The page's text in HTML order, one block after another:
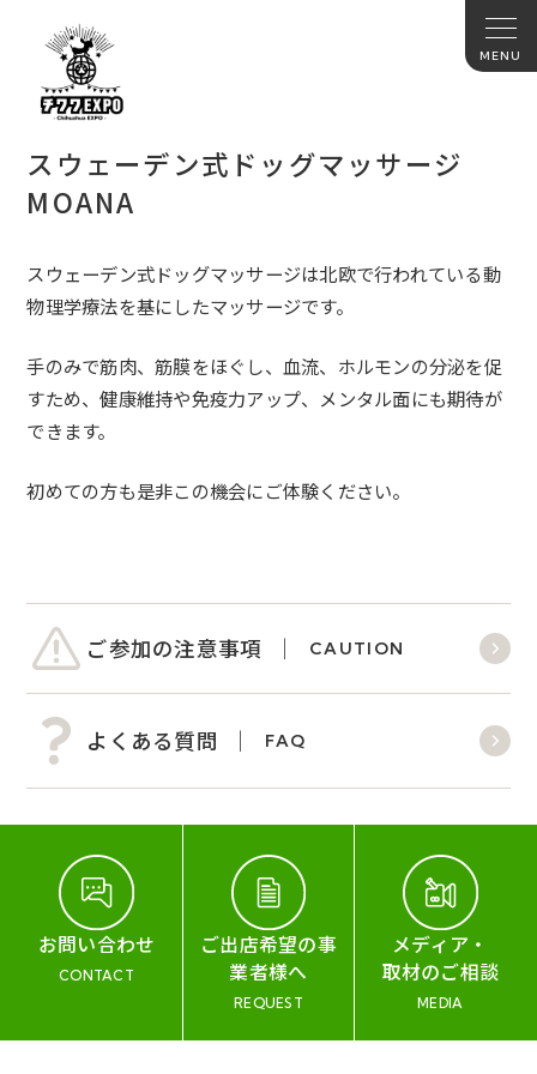
スウェーデン式ドッグマッサージ
MOANA
スウェーデン式ドッグマッサージは北欧で行われている動
物理学療法を基にしたマッサージです。
手のみで筋肉、筋膜をほぐし、血流、ホルモンの分泌を促
すため、健康維持や免疫力アップ、メンタル面にも期待が
できます。
初めての方も是非この機会にご体験ください。
ご参加の注意事項 CAUTION
よくある質問 FAQ
お問い合わせ
CONTACT
ご出店希望の事
業者様へ
REQUEST
メディア・
取材のご相談
MEDIA